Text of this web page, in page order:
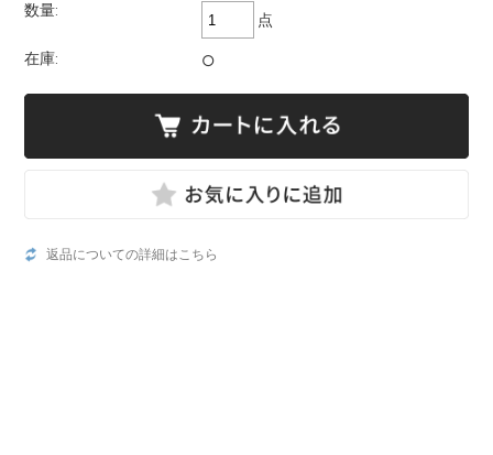
数量:
点
在庫: ○
返品についての詳細はこちら